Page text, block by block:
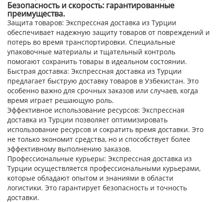
Безопасность и скорость: гарантированные
преимущества.
Защита товаров: Экспрессная доставка из Турции
обеспечивает надежную защиту товаров от повреждений и
потерь во время транспортировки. Специальные
упаковочные материалы и тщательный контроль
помогают сохранить товары в идеальном состоянии.
Быстрая доставка: Экспрессная доставка из Турции
предлагает быструю доставку товаров в Узбекистан. Это
особенно важно для срочных заказов или случаев, когда
время играет решающую роль.
Эффективное использование ресурсов: Экспрессная
доставка из Турции позволяет оптимизировать
использование ресурсов и сократить время доставки. Это
не только экономит средства, но и способствует более
эффективному выполнению заказов.
Профессиональные курьеры: Экспрессная доставка из
Турции осуществляется профессиональными курьерами,
которые обладают опытом и знаниями в области
логистики. Это гарантирует безопасность и точность
доставки.